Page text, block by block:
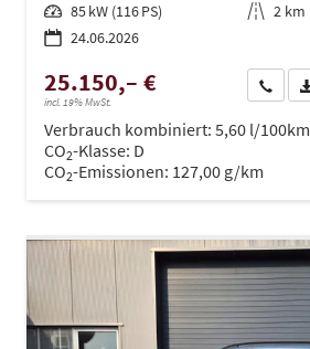
Leistung 85 kW (116 PS) Kilometerstand 2 km
24.06.2026
25.150,– €
incl. 19% MwSt.
Wir
Verbrauch kombiniert: 5,60 l/100km
CO2-Klasse: D
CO2-Emissionen: 127,00 g/km